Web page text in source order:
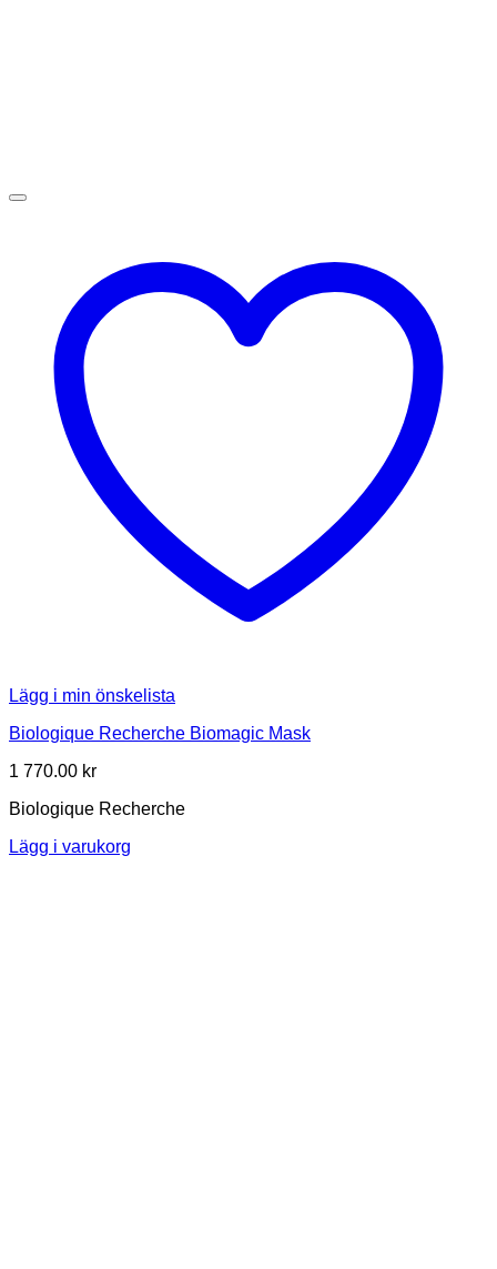
Lägg i min önskelista
Biologique Recherche Biomagic Mask
1 770.00 kr
Biologique Recherche
Lägg i varukorg